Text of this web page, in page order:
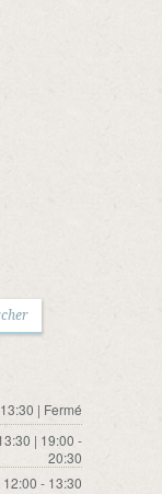
| Fermé
| 19:00 -
20:30
12:00 - 13:30